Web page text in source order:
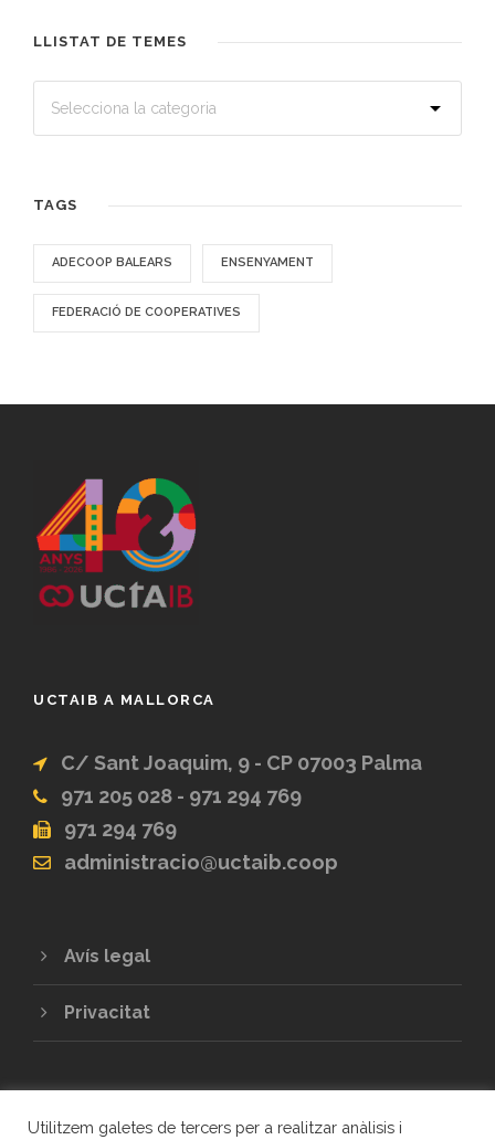
LLISTAT DE TEMES
TAGS
ADECOOP BALEARS ENSENYAMENT
FEDERACIÓ DE COOPERATIVES
UCTAIB A MALLORCA
C/ Sant Joaquim, 9 - CP 07003 Palma
971 205 028 - 971 294 769
971 294 769
administracio@uctaib.coop
Avís legal
Privacitat
Utilitzem galetes de tercers per a realitzar anàlisis i